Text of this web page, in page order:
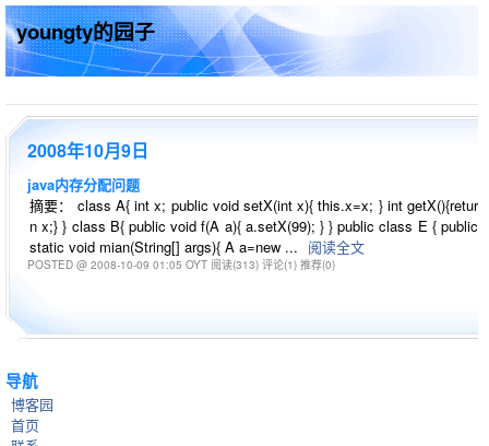
youngty的园子
导航
博客园
首页
2008年10月9日
java内存分配问题
摘要： class A{ int x; public void setX(int x){ this.x=x; } int getX(){retur
n x;} } class B{ public void f(A a){ a.setX(99); } } public class E { public
static void mian(String[] args){ A a=new ... 阅读全文
POSTED @ 2008-10-09 01:05 OYT 阅读(313) 评论(1) 推荐(0)